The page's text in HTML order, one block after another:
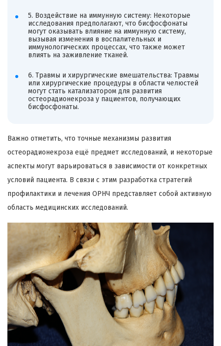
5. Воздействие на иммунную систему: Некоторые
исследования предполагают, что бисфосфонаты
могут оказывать влияние на иммунную систему,
вызывая изменения в воспалительных и
иммунологических процессах, что также может
влиять на заживление тканей.
6. Травмы и хирургические вмешательства: Травмы
или хирургические процедуры в области челюстей
могут стать катализатором для развития
остеорадионекроза у пациентов, получающих
бисфосфонаты.
Важно отметить, что точные механизмы развития
остеорадионекроза ещё предмет исследований, и некоторые
аспекты могут варьироваться в зависимости от конкретных
условий пациента. В связи с этим разработка стратегий
профилактики и лечения ОРНЧ представляет собой активную
область медицинских исследований.